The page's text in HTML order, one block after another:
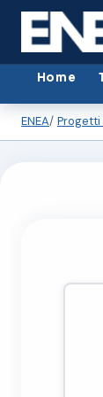
Home
ENEA Progetti